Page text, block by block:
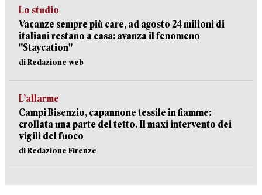
Lo studio
Vacanze sempre più care, ad agosto 24 milioni di
italiani restano a casa: avanza il fenomeno
"Staycation"
di Redazione web
L’allarme
Campi Bisenzio, capannone tessile in fiamme:
crollata una parte del tetto. Il maxi intervento dei
vigili del fuoco
di Redazione Firenze